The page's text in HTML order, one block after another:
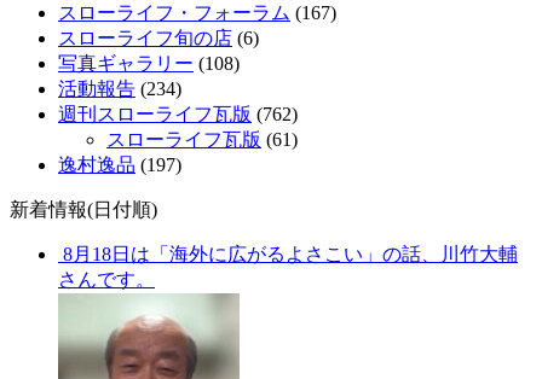
スローライフ・フォーラム (167)
スローライフ旬の店 (6)
写真ギャラリー (108)
活動報告 (234)
週刊スローライフ瓦版 (762)
スローライフ瓦版 (61)
逸村逸品 (197)
新着情報(日付順)
8月18日は「海外に広がるよさこい」の話、川竹大輔
さんです。